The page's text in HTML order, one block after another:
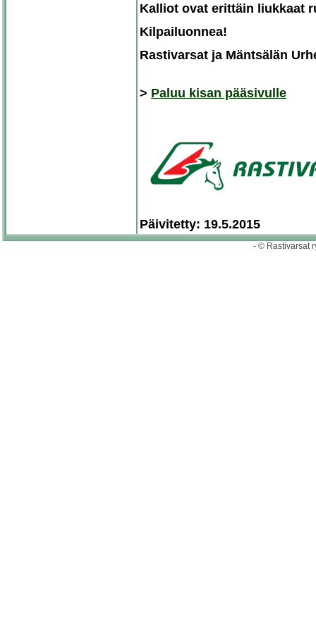
Kalliot ovat erittäin liukkaat
Kilpailuonnea!
Rastivarsat ja Mäntsälän
> Paluu kisan pääsivulle
Päivitetty: 19.5.2015
- © Rastivarsat